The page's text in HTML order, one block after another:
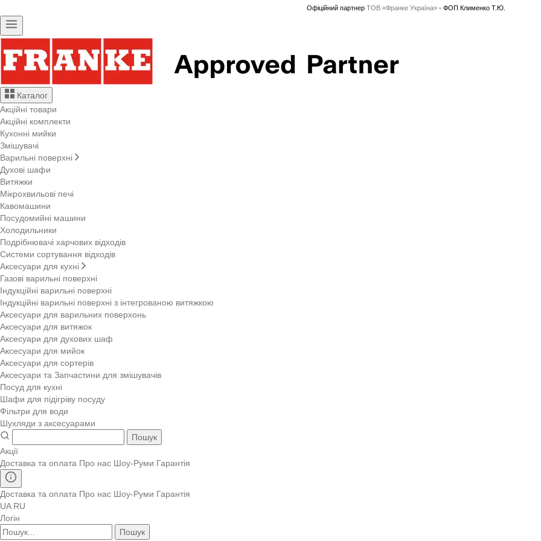
Офіційний партнер ТОВ «Франке Україна»- ФОП Клименко Т.Ю.
Каталог
Акційні товари
Акційні комплекти
Кухонні мийки
Змішувачі
Варильні поверхні
Духові шафи
Витяжки
Мікрохвильові печі
Кавомашини
Посудомийні машини
Холодильники
Подрібнювачі харчових відходів
Системи сортування відходів
Аксесуари для кухні
Газові варильні поверхні
Індукційні варильні поверхні
Індукційні варильні поверхні з інтегрованою витяжкою
Аксесуари для варильних поверхонь
Аксесуари для витяжок
Аксесуари для духових шаф
Аксесуари для мийок
Аксесуари для сортерів
Аксесуари та Запчастини для змішувачів
Посуд для кухні
Шафи для підігріву посуду
Фільтри для води
Шухляди з аксесуарами
Пошук
Акції
Доставка та оплата Про нас Шоу-Руми Гарантія
Доставка та оплата Про нас Шоу-Руми Гарантія
UA RU
Логін
Пошук